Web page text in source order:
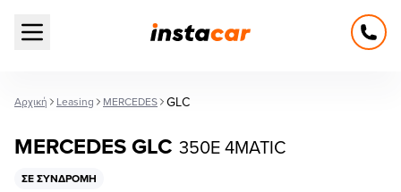
Open main menu
Αρχική Leasing MERCEDES GLC
MERCEDES GLC 350E 4MATIC
ΣΕ ΣΥΝΔΡΟΜΉ